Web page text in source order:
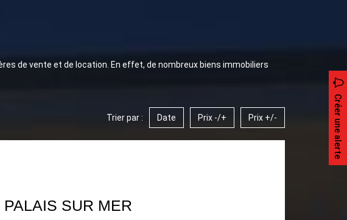
de vente et de location. En effet, de nombreux biens immobiliers
Créer une alerte
Trier par : Date Prix -/+ Prix +/-
PALAIS SUR MER